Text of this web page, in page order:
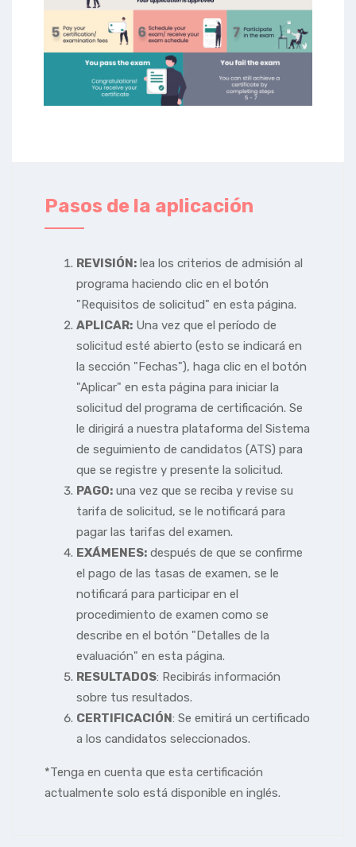
Pasos de la aplicación
REVISIÓN: lea los criterios de admisión al
programa haciendo clic en el botón
"Requisitos de solicitud" en esta página.
APLICAR: Una vez que el período de
solicitud esté abierto (esto se indicará en
la sección "Fechas"), haga clic en el botón
"Aplicar" en esta página para iniciar la
solicitud del programa de certificación. Se
le dirigirá a nuestra plataforma del Sistema
de seguimiento de candidatos (ATS) para
que se registre y presente la solicitud.
PAGO: una vez que se reciba y revise su
tarifa de solicitud, se le notificará para
pagar las tarifas del examen.
EXÁMENES: después de que se confirme
el pago de las tasas de examen, se le
notificará para participar en el
procedimiento de examen como se
describe en el botón "Detalles de la
evaluación" en esta página.
RESULTADOS: Recibirás información
sobre tus resultados.
CERTIFICACIÓN : Se emitirá un certificado
a los candidatos seleccionados.
*Tenga en cuenta que esta certificación
actualmente solo está disponible en inglés.